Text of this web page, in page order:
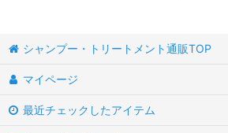
シャンプー・トリートメント通販TOP
マイページ
最近チェックしたアイテム